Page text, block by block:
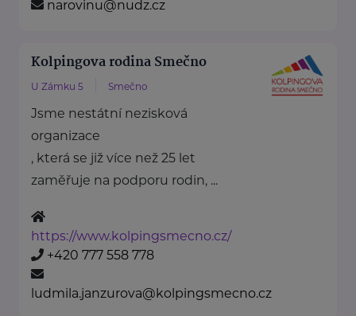
narovinu@nudz.cz
Kolpingova rodina Smečno
U Zámku 5 Smečno
Jsme nestátní nezisková
organizace
, která se již více než 25 let
zaměřuje na podporu rodin, ...
https://www.kolpingsmecno.cz/
+420 777 558 778
ludmila.janzurova@kolpingsmecno.cz